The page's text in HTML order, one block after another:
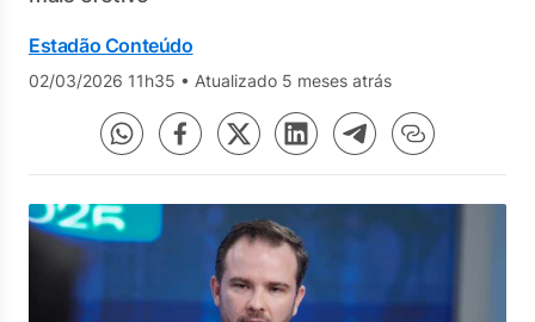
Estadão Conteúdo
02/03/2026 11h35 • Atualizado 5 meses atrás